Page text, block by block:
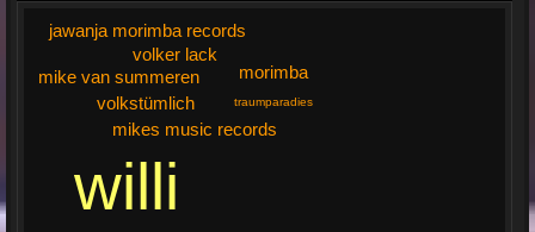
willi
mikes music records
volkstümlich
mike van summeren
volker lack
morimba
jawanja morimba records
traumparadies